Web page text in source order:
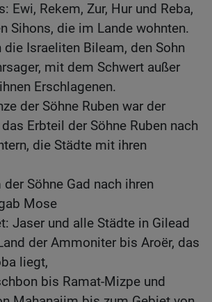
Ewi, Rekem, Zur, Hur und Reba,
Sihons, die im Lande wohnten.
die Israeliten Bileam, den Sohn
mit dem Schwert außer
Erschlagenen.
der Söhne Ruben war der
Erbteil der Söhne Ruben nach
die Städte mit ihren
Söhne Gad nach ihren
Mose
Jaser und alle Städte in Gilead
der Ammoniter bis Aroër, das
liegt,
bis Ramat-Mizpe und